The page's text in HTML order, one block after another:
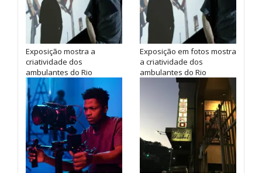
Exposição mostra a
criatividade dos
ambulantes do Rio
Exposição em fotos mostra
a criatividade dos
ambulantes do Rio